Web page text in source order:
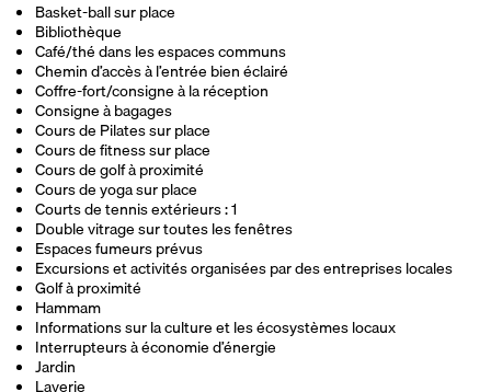
Basket-ball sur place
Bibliothèque
Café/thé dans les espaces communs
Chemin d’accès à l’entrée bien éclairé
Coffre-fort/consigne à la réception
Consigne à bagages
Cours de Pilates sur place
Cours de fitness sur place
Cours de golf à proximité
Cours de yoga sur place
Courts de tennis extérieurs : 1
Double vitrage sur toutes les fenêtres
Espaces fumeurs prévus
Excursions et activités organisées par des entreprises locales
Golf à proximité
Hammam
Informations sur la culture et les écosystèmes locaux
Interrupteurs à économie d’énergie
Jardin
Laverie